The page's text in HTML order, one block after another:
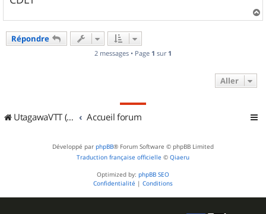
a
Répondre
2 messages • Page 1 sur 1
Aller
UtagawaVTT (Randos VTT et VTTAE avec traces GPS) Accueil forum
Développé par phpBB® Forum Software © phpBB Limited
Traduction française officielle © Qiaeru
Optimized by: phpBB SEO
Confidentialité | Conditions